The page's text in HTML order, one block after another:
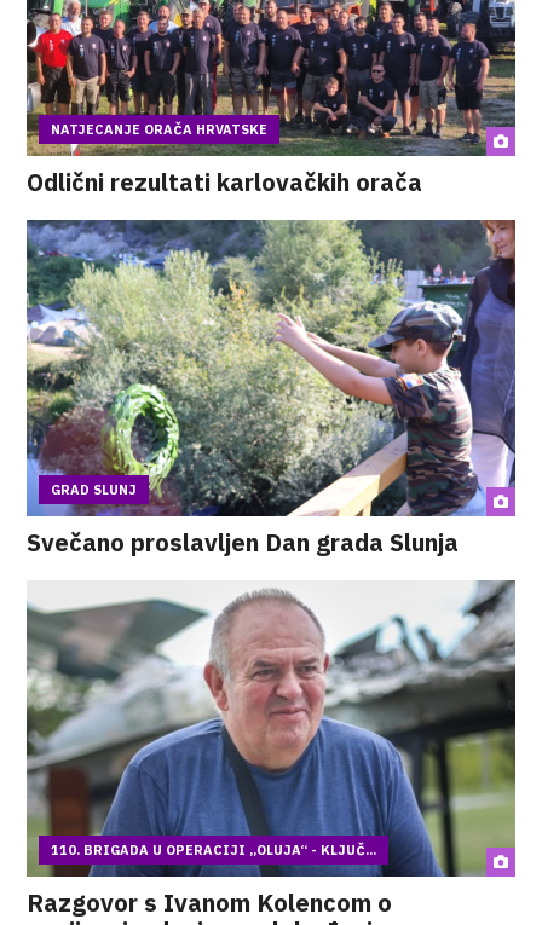
NATJECANJE ORAČA HRVATSKE
Odlični rezultati karlovačkih orača
GRAD SLUNJ
Svečano proslavljen Dan grada Slunja
110. BRIGADA U OPERACIJI „OLUJA“ - KLJUČ...
Razgovor s Ivanom Kolencom o